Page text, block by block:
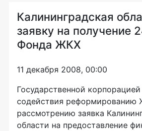
Калининградская
заявку на получение
Фонда ЖКХ
11 декабря 2008, 00:00
Государственной
содействия реформированию
рассмотрению заявка
области на предоставление